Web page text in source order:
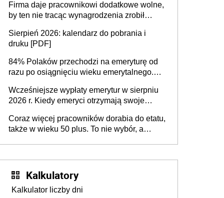
Firma daje pracownikowi dodatkowe wolne,
by ten nie tracąc wynagrodzenia zrobił
sprawdza
Sierpień 2026: kalendarz do pobrania i
druku [PDF]
84% Polaków przechodzi na emeryturę od
razu po osiągnięciu wieku emerytalnego.
dłużej, ale czy jest w stanie? Pracownicy
45+ to siła napędowa gospodarki
Wcześniejsze wypłaty emerytur w sierpniu
2026 r. Kiedy emeryci otrzymają swoje
Coraz więcej pracowników dorabia do etatu,
także w wieku 50 plus. To nie wybór, a
Kalkulatory
Kalkulator liczby dni